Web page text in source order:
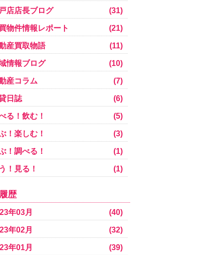
店店長ブログ (31)
物件情報レポート (21)
産買取物語 (11)
情報ブログ (10)
産コラム (7)
日誌 (6)
る！飲む！ (5)
！楽しむ！ (3)
！調べる！ (1)
！見る！ (1)
履歴
年03月 (40)
年02月 (32)
年01月 (39)